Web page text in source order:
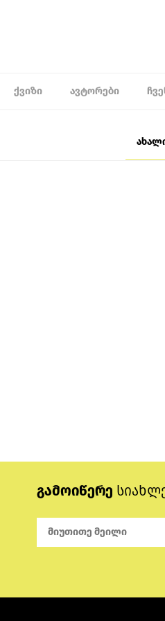
ᲥᲕᲘᲖᲘ ᲐᲕᲢᲝᲠᲔᲑᲘ
გამოიწერე